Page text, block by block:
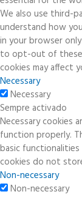
We also use third-
understand how
in your browser
to opt-out of
cookies may affect
Necessary
Necessary
Sempre activado
Necessary cookies
function properly.
basic
cookies do not
Non-necessary
Non-necessary